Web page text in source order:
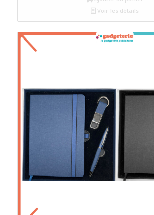
Voir les détails